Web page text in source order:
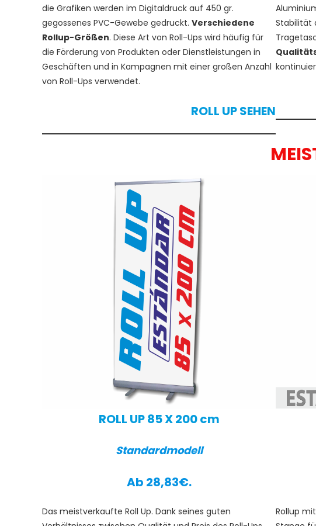
die Grafiken werden im Digitaldruck auf 450 gr.
gegossenes PVC-Gewebe gedruckt. Verschiedene
Rollup-Größen. Diese Art von Roll-Ups wird häufig für
die Förderung von Produkten oder Dienstleistungen in
Geschäften und in Kampagnen mit einer großen Anzahl
von Roll-Ups verwendet.
ROLL UP SEHEN
Stabilität
ROLL UP 85 X 200 cm
Standardmodell
Ab 28,83€.
Das meistverkaufte Roll Up. Dank seines guten
Rollup